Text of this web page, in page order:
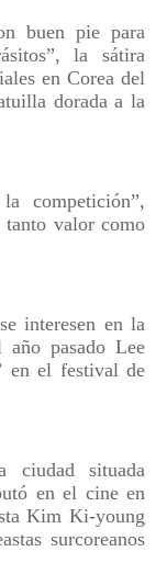
buen pie para
la sátira
en Corea del
dorada a la
competición”,
tanto valor como
interesen en la
pasado Lee
en el festival de
ciudad situada
en el cine en
Kim Ki-young
surcoreanos